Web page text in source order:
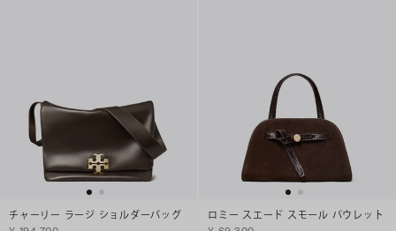
チャーリー ラージ ショルダーバッグ
ロミー スエード スモール バウレット